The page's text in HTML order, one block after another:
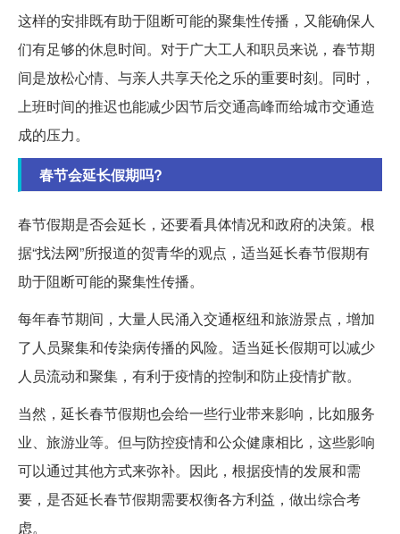
这样的安排既有助于阻断可能的聚集性传播，又能确保人
们有足够的休息时间。对于广大工人和职员来说，春节期
间是放松心情、与亲人共享天伦之乐的重要时刻。同时，
上班时间的推迟也能减少因节后交通高峰而给城市交通造
成的压力。
春节会延长假期吗?
春节假期是否会延长，还要看具体情况和政府的决策。根
据“找法网”所报道的贺青华的观点，适当延长春节假期有
助于阻断可能的聚集性传播。
每年春节期间，大量人民涌入交通枢纽和旅游景点，增加
了人员聚集和传染病传播的风险。适当延长假期可以减少
人员流动和聚集，有利于疫情的控制和防止疫情扩散。
当然，延长春节假期也会给一些行业带来影响，比如服务
业、旅游业等。但与防控疫情和公众健康相比，这些影响
可以通过其他方式来弥补。因此，根据疫情的发展和需
要，是否延长春节假期需要权衡各方利益，做出综合考
虑。